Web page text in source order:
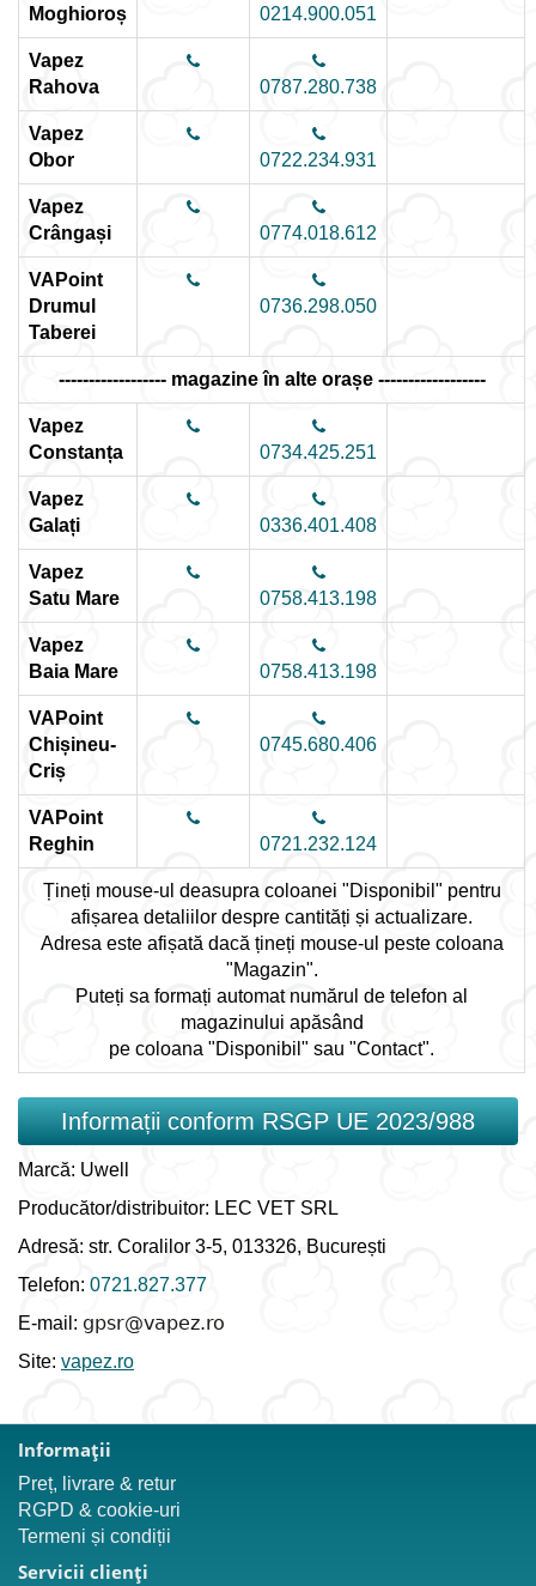
Moghioroș
0214.900.051
Vapez
Rahova
0787.280.738
Vapez
Obor
0722.234.931
Vapez
Crângași
0774.018.612
VAPoint
Drumul
Taberei
0736.298.050
------------------ magazine în alte orașe ------------------
Vapez
Constanța
0734.425.251
Vapez
Galați
0336.401.408
Vapez
Satu Mare
0758.413.198
Vapez
Baia Mare
0758.413.198
VAPoint
Chișineu-
Criș
0745.680.406
VAPoint
Reghin
0721.232.124
Țineți mouse-ul deasupra coloanei "Disponibil" pentru
afișarea detaliilor despre cantități și actualizare.
Adresa este afișată dacă țineți mouse-ul peste coloana
"Magazin".
Puteți sa formați automat numărul de telefon al
magazinului apăsând
pe coloana "Disponibil" sau "Contact".
Informații conform RSGP UE 2023/988
Marcă: Uwell
Producător/distribuitor: LEC VET SRL
Adresă: str. Coralilor 3-5, 013326, București
Telefon: 0721.827.377
E-mail:
Site: vapez.ro
Informaţii
Preț, livrare & retur
RGPD & cookie-uri
Termeni și condiții
Servicii clienţi